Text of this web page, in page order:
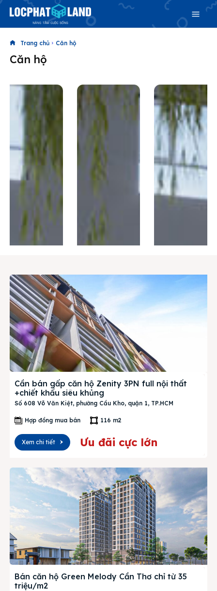
Search
Search
Phiên bản cập nhật V3
& tìm kiếm nhanh chóng hơn
Trang chủ
Dự án
Mua bán
Cho thuê
Thị trường
Search
Trang chủ Căn hộ
Căn hộ
Cần bán gấp căn hộ Zenity 3PN full nội thất
+chiết khấu siêu khủng
Số 608 Võ Văn Kiệt, phường Cầu Kho, quận 1, TP.HCM
Hợp đồng mua bán 116 m2
Xem chi tiết Ưu đãi cực lớn
Bán căn hộ Green Melody Cần Thơ chỉ từ 35
triệu/m2